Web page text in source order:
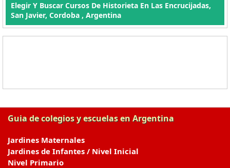
Elegir Y Buscar Cursos De Historieta En Las Encrucijadas,
San Javier, Cordoba , Argentina
Guia de colegios y escuelas en Argentina
Jardines Maternales
Jardines de Infantes / Nivel Inicial
Nivel Primario